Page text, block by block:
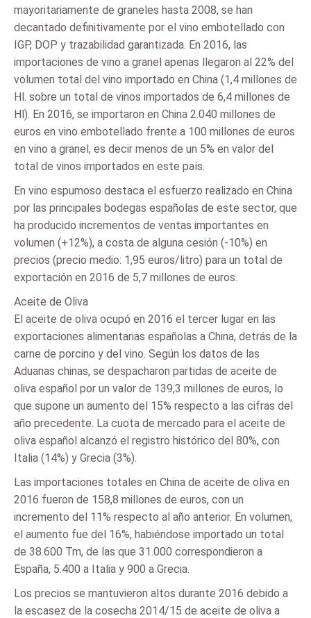
mayoritariamente de graneles hasta 2008, se han
decantado definitivamente por el vino embotellado con
IGP, DOP y trazabilidad garantizada. En 2016, las
importaciones de vino a granel apenas llegaron al 22% del
volumen total del vino importado en China (1,4 millones de
Hl. sobre un total de vinos importados de 6,4 millones de
Hl). En 2016, se importaron en China 2.040 millones de
euros en vino embotellado frente a 100 millones de euros
en vino a granel, es decir menos de un 5% en valor del
total de vinos importados en este país.
En vino espumoso destaca el esfuerzo realizado en China
por las principales bodegas españolas de este sector, que
ha producido incrementos de ventas importantes en
volumen (+12%), a costa de alguna cesión (-10%) en
precios (precio medio: 1,95 euros/litro) para un total de
exportación en 2016 de 5,7 millones de euros.
Aceite de Oliva
El aceite de oliva ocupó en 2016 el tercer lugar en las
exportaciones alimentarias españolas a China, detrás de la
carne de porcino y del vino. Según los datos de las
Aduanas chinas, se despacharon partidas de aceite de
oliva español por un valor de 139,3 millones de euros, lo
que supone un aumento del 15% respecto a las cifras del
año precedente. La cuota de mercado para el aceite de
oliva español alcanzó el registro histórico del 80%, con
Italia (14%) y Grecia (3%).
Las importaciones totales en China de aceite de oliva en
2016 fueron de 158,8 millones de euros, con un
incremento del 11% respecto al año anterior. En volumen,
el aumento fue del 16%, habiéndose importado un total
de 38.600 Tm, de las que 31.000 correspondieron a
España, 5.400 a Italia y 900 a Grecia.
Los precios se mantuvieron altos durante 2016 debido a
la escasez de la cosecha 2014/15 de aceite de oliva a